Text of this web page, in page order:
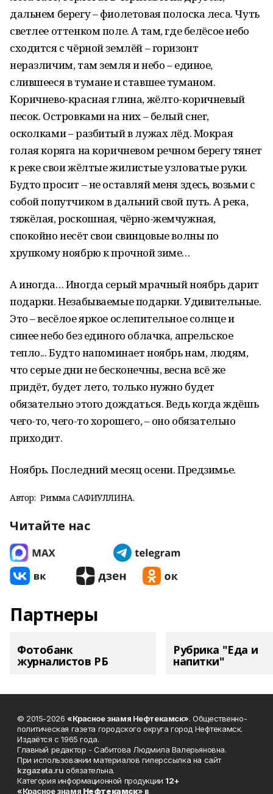
дальнем берегу – фиолетовая полоска леса. Чуть
светлее оттенком поле. А там, где белёсое небо
сходится с чёрной землёй – горизонт
неразличим, там земля и небо – единое,
слившееся в тумане и ставшее туманом.
Коричнево-красная глина, жёлто-коричневый
песок. Островками на них – белый снег,
осколками – разбитый в лужах лёд. Мокрая
голая коряга на коричневом речном берегу тянет
к реке свои жёлтые жилистые узловатые руки.
Будто просит – не оставляй меня здесь, возьми с
собой попутчиком в дальний свой путь. А река,
тяжёлая, роскошная, чёрно-жемчужная,
спокойно несёт свои свинцовые волны по
хрупкому ноябрю к прочной зиме…
А иногда… Иногда серый мрачный ноябрь дарит
подарки. Незабываемые подарки. Удивительные.
Это – весёлое яркое ослепительное солнце и
синее небо без единого облачка, апрельское
тепло... Будто напоминает ноябрь нам, людям,
что серые дни не бесконечны, весна всё же
придёт, будет лето, только нужно будет
обязательно этого дождаться. Ведь когда ждёшь
чего-то, чего-то хорошего, – оно обязательно
приходит.
Ноябрь. Последний месяц осени. Предзимье.
Автор: Римма САФИУЛЛИНА.
Читайте нас
Партнеры
Фотобанк
журналистов РБ
Рубрика "Еда и
напитки"
© 2015-2026 «Красное знамя Нефтекамск». Общественно-
политическая газета городского округа город Нефтекамск.
Издаётся с 1965 года.
Главный редактор - Сабитова Людмила Валерьяновна.
При использовании материалов гиперссылка на сайт
kzgazeta.ru обязательна.
Категория информационной продукции 12+
«Красное знамя Нефтекамск» в